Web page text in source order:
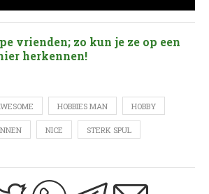
vrienden; zo kun je ze op een
herkennen!
HOBBIES MAN HOBBY
NICE STERK SPUL